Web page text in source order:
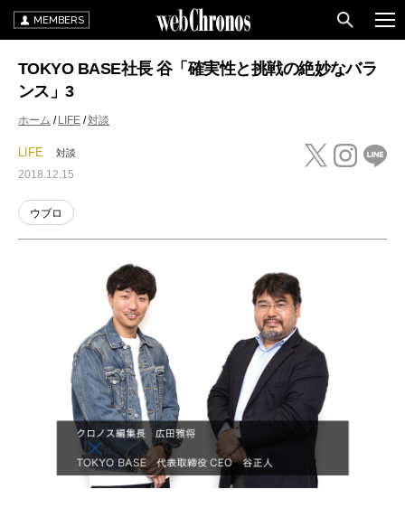
MEMBERS
TOKYO BASE社長 谷「確実性と挑戦の絶妙なバラ
ンス」3
ホーム LIFE 対談
LIFE 対談
2018.12.15
ウブロ